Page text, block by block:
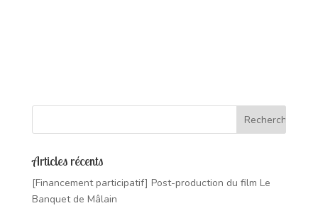
Articles récents
[Financement participatif] Post-production du film Le
Banquet de Mâlain